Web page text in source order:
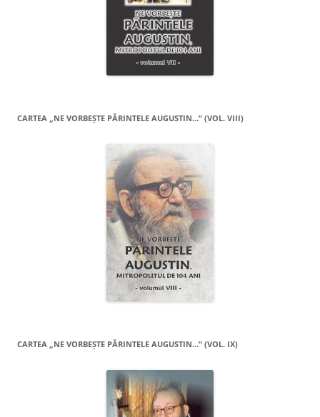
CARTEA „NE VORBEŞTE PĂRINTELE AUGUSTIN…” (VOL. VIII)
CARTEA „NE VORBEŞTE PĂRINTELE AUGUSTIN…” (VOL. IX)